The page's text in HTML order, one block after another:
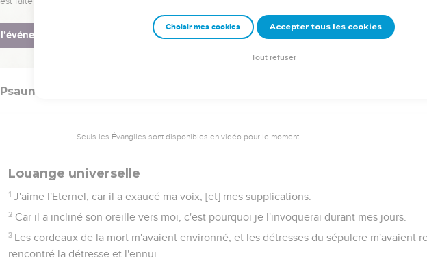
Quant aux Cieux, les Cieux sont à l'Eternel ; mais il a donné la terre aux enfants des
17 Les morts, et tous ceux qui descendent où l'on ne dit plus mot, ne loueront point
Mais nous, nous bénirons l'Eternel dès maintenant, et à toujours. Louez l'Eternel.
Psaumes
Seuls les Évangiles sont disponibles en vidéo pour le moment.
Louange universelle
1 J'aime l'Eternel, car il a exaucé ma voix, [et] mes supplications.
2 Car il a incliné son oreille vers moi, c'est pourquoi je l'invoquerai durant mes jours.
3 Les cordeaux de la mort m'avaient environné, et les détresses du sépulcre m'avaient
rencontré la détresse et l'ennui.
Choisir mes cookies Accepter tous les cookies
Tout refuser